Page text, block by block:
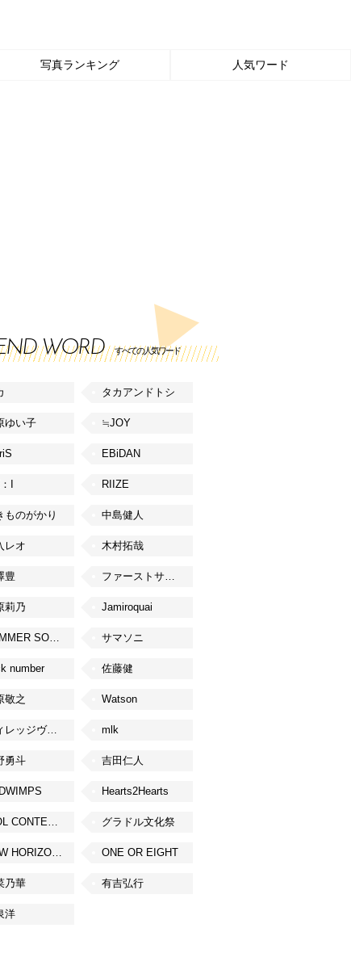
写真ランキング 人気ワード
WORD すべての人気ワード
タカアンドトシ
ゆい子 ≒JOY
EBiDAN
I RIIZE
ものがかり 中島健人
レオ 木村拓哉
豊 ファーストサマーウイカ
莉乃 Jamiroquai
SUMMER SONIC サマソニ
number 佐藤健
敬之 Watson
ヴィレッジヴァンガード mlk
勇斗 吉田仁人
Hearts2Hearts
IDOL CONTENT EXPO グラドル文化祭
NEW HORIZON FEST ONE OR EIGHT
乃華 有吉弘行
洋